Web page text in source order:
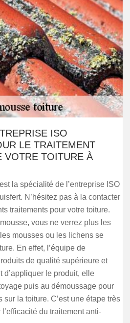
ISO
LE TRAITEMENT
VOTRE TOITURE À
la spécialité de l’entreprise ISO
N’hésitez pas à la contacter
traitements pour votre toiture.
vous ne verrez plus les
mousses ou les lichens se
En effet, l’équipe de
de qualité supérieure et
d’appliquer le produit, elle
puis au démoussage pour
la toiture. C’est une étape très
du traitement anti-